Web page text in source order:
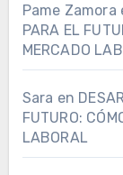
Pame Zamora
PARA EL
MERCADO
Sara en
FUTURO:
LABORAL